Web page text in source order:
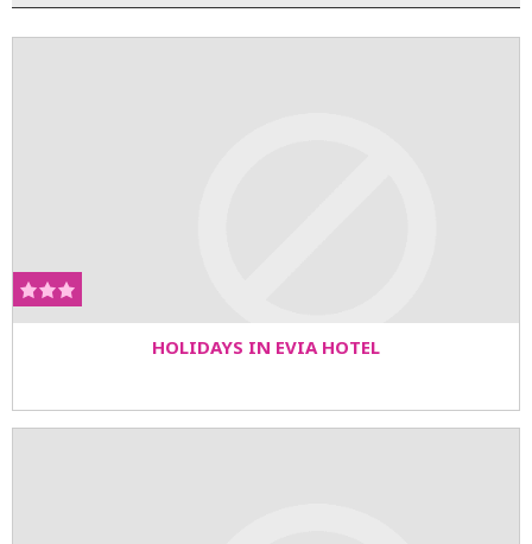
HOLIDAYS IN EVIA HOTEL